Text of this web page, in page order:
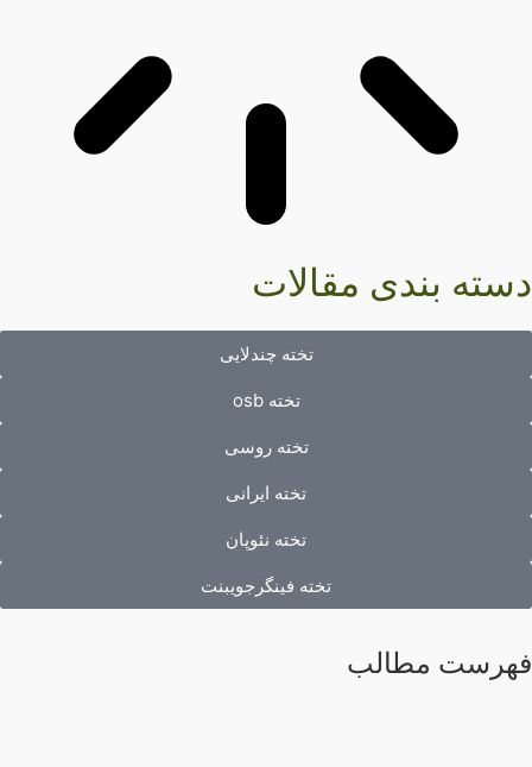
بندی مقالات
تخته چندلایی
تخته osb
تخته روسی
تخته ایرانی
تخته نئوپان
تخته فینگرجویبنت
مطالب